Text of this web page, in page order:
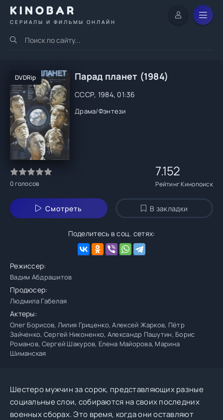
KINOBAR
СЕРИАЛЫ И ФИЛЬМЫ ОНЛАЙН
DVDRip Парад планет (1984)
СССР, 1984, 01:36
Драма/Фэнтези
0голосов
7.152
Рейтинг Кинопоиск
Смотреть В закладки
Поделитесь в соц. сетях:
Режиссер:
Вадим Абдрашитов
Продюсер:
Людмила Габелая
Актеры:
Олег Борисов, Лилия Гриценко, Алексей Жарков, Пётр
Зайченко, Сергей Никоненко, Александр Пашутин, Борис
Романов, Сергей Шакуров, Елена Майорова, Марина
Шиманская
Шестеро мужчин за сорок, представляющих разные
социальные слои, собираются на своих последних
военных сборах. Это время, когда они оставляют